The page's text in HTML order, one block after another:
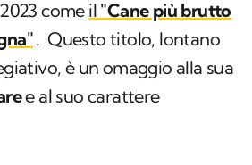
come il "Cane più brutto
. Questo titolo, lontano
è un omaggio alla sua
e al suo carattere